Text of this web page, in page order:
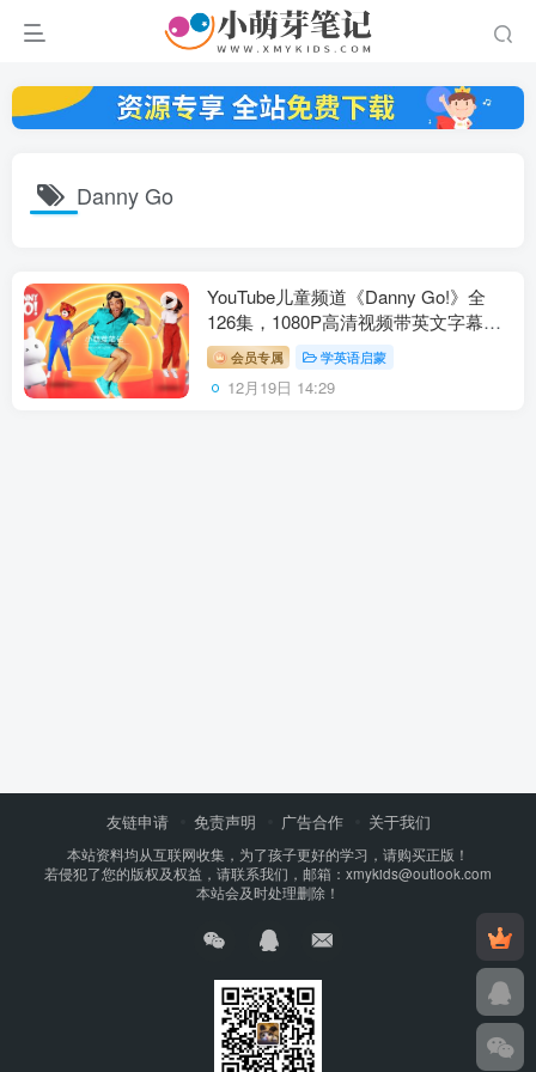
Danny Go
YouTube儿童频道《Danny Go!》全
126集，1080P高清视频带英文字幕，
百度云网盘下载！
会员专属 学英语启蒙
12月19日 14:29
友链申请 免责声明 广告合作 关于我们
本站资料均从互联网收集，为了孩子更好的学习，请购买正版！
若侵犯了您的版权及权益，请联系我们，邮箱：xmykids@outlook.com
本站会及时处理删除！